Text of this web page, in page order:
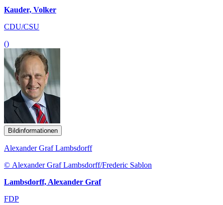
Kauder, Volker
CDU/CSU
()
Bildinformationen
Alexander Graf Lambsdorff
© Alexander Graf Lambsdorff/Frederic Sablon
Lambsdorff, Alexander Graf
FDP